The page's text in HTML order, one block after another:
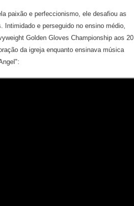
paixão e perfeccionismo, ele desafiou as
e perseguido no ensino médio,
Golden Gloves Championship aos 20
da igreja enquanto ensinava música